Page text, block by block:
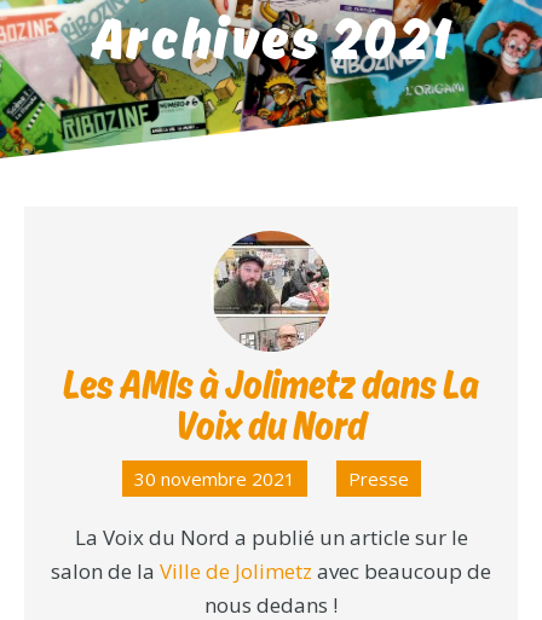
Archives 2021
Les AMIs à Jolimetz dans La
Voix du Nord
30 novembre 2021 Presse
La Voix du Nord a publié un article sur le
salon de la Ville de Jolimetz avec beaucoup de
nous dedans !